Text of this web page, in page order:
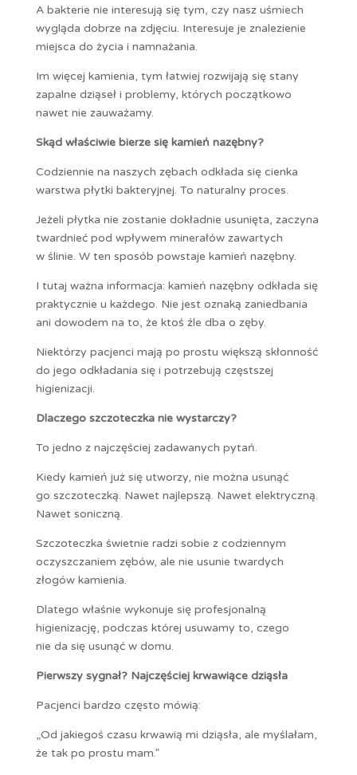
A bakterie nie interesują się tym, czy nasz uśmiech
wygląda dobrze na zdjęciu. Interesuje je znalezienie
miejsca do życia i namnażania.
Im więcej kamienia, tym łatwiej rozwijają się stany
zapalne dziąseł i problemy, których początkowo
nawet nie zauważamy.
Skąd właściwie bierze się kamień nazębny?
Codziennie na naszych zębach odkłada się cienka
warstwa płytki bakteryjnej. To naturalny proces.
Jeżeli płytka nie zostanie dokładnie usunięta, zaczyna
twardnieć pod wpływem minerałów zawartych
w ślinie. W ten sposób powstaje kamień nazębny.
I tutaj ważna informacja: kamień nazębny odkłada się
praktycznie u każdego. Nie jest oznaką zaniedbania
ani dowodem na to, że ktoś źle dba o zęby.
Niektórzy pacjenci mają po prostu większą skłonność
do jego odkładania się i potrzebują częstszej
higienizacji.
Dlaczego szczoteczka nie wystarczy?
To jedno z najczęściej zadawanych pytań.
Kiedy kamień już się utworzy, nie można usunąć
go szczoteczką. Nawet najlepszą. Nawet elektryczną.
Nawet soniczną.
Szczoteczka świetnie radzi sobie z codziennym
oczyszczaniem zębów, ale nie usunie twardych
złogów kamienia.
Dlatego właśnie wykonuje się profesjonalną
higienizację, podczas której usuwamy to, czego
nie da się usunąć w domu.
Pierwszy sygnał? Najczęściej krwawiące dziąsła
Pacjenci bardzo często mówią:
„Od jakiegoś czasu krwawią mi dziąsła, ale myślałam,
że tak po prostu mam.”